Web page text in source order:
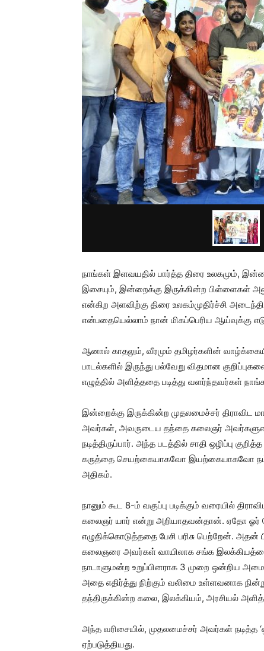
நாங்கள் இளவயதில் பார்த்த திரை உலகமும்,
இசையும், இன்றைக்கு இருக்கின்ற பிள்ளைகள்
என்கிற அளவிற்கு திரை உலகம்முதிர்ச்சி
என்பதையெல்லாம் நான் மிகப்பெரிய ஆய்வுக்கு
ஆனால் காதலும், வீரமும் தமிழர்களின்
பாடல்களில் இருந்து பல்வேறு விதமான
எழுத்தில் அளித்ததை படித்து வளர்ந்தவர்கள்
இன்றைக்கு இருக்கின்ற முதலமைச்சர் திராவிட
அவர்கள், அவருடைய தந்தை கலைஞர்
நடித்திருப்பார். அந்த படத்தில் சாதி ஒழிப்பு
கருத்தை செயற்கையாகவோ இயற்கையாகவோ
அதிகம்.
நானும் கூட 8-ம் வகுப்பு படிக்கும் வரையில்
கலைஞர் யார் என்று அறியாதவன்தான். ஏதோ ஓர்
எழுதிக்கொடுத்ததை பேசி பரிசு பெற்றேன்.
கலைஞரை அவர்கள் வாயிலாக சங்க
நாடாளுமன்ற உறுப்பினராக 3 முறை ஒன்றிய
அதை எதிர்த்து நிற்கும் வலிமை உள்ளவனாக
தந்திருக்கின்ற கலை, இலக்கியம், அரசியல்
அந்த வரிசையில், முதலமைச்சர் அவர்கள் நடித்த
ஏற்படுத்தியது.